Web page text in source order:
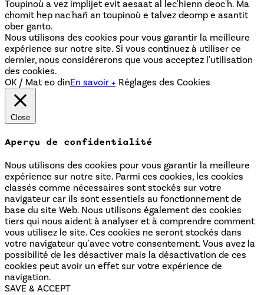
Toupinoù a vez implijet evit aesaat al lec'hienn deoc'h. Ma
chomit hep nac'hañ an toupinoù e talvez deomp e asantit
ober ganto.
Nous utilisons des cookies pour vous garantir la meilleure
expérience sur notre site. Si vous continuez à utiliser ce
dernier, nous considérerons que vous acceptez l'utilisation
des cookies.
OK / Mat eo dinEn savoir + Réglages des Cookies
Close
Aperçu de confidentialité
Nous utilisons des cookies pour vous garantir la meilleure
expérience sur notre site. Parmi ces cookies, les cookies
classés comme nécessaires sont stockés sur votre
navigateur car ils sont essentiels au fonctionnement de
base du site Web. Nous utilisons également des cookies
tiers qui nous aident à analyser et à comprendre comment
vous utilisez le site. Ces cookies ne seront stockés dans
votre navigateur qu'avec votre consentement. Vous avez la
possibilité de les désactiver mais la désactivation de ces
cookies peut avoir un effet sur votre expérience de
navigation.
SAVE & ACCEPT